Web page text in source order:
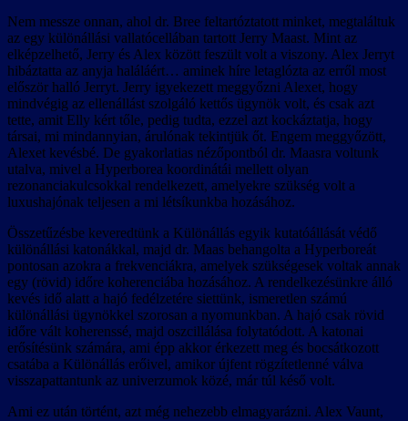
Nem messze onnan, ahol dr. Bree feltartóztatott minket, megtaláltuk
az egy különállási vallatócellában tartott Jerry Maast. Mint az
elképzelhető, Jerry és Alex között feszült volt a viszony. Alex Jerryt
hibáztatta az anyja haláláért… aminek híre letaglózta az erről most
először halló Jerryt. Jerry igyekezett meggyőzni Alexet, hogy
mindvégig az ellenállást szolgáló kettős ügynök volt, és csak azt
tette, amit Elly kért tőle, pedig tudta, ezzel azt kockáztatja, hogy
társai, mi mindannyian, árulónak tekintjük őt. Engem meggyőzött,
Alexet kevésbé. De gyakorlatias nézőpontból dr. Maasra voltunk
utalva, mivel a Hyperborea koordinátái mellett olyan
rezonanciakulcsokkal rendelkezett, amelyekre szükség volt a
luxushajónak teljesen a mi létsíkunkba hozásához.
Összetűzésbe keveredtünk a Különállás egyik kutatóállását védő
különállási katonákkal, majd dr. Maas behangolta a Hyperboreát
pontosan azokra a frekvenciákra, amelyek szükségesek voltak annak
egy (rövid) időre koherenciába hozásához. A rendelkezésünkre álló
kevés idő alatt a hajó fedélzetére siettünk, ismeretlen számú
különállási ügynökkel szorosan a nyomunkban. A hajó csak rövid
időre vált koherenssé, majd oszcillálása folytatódott. A katonai
erősítésünk számára, ami épp akkor érkezett meg és bocsátkozott
csatába a Különállás erőivel, amikor újfent rögzítetlenné válva
visszapattantunk az univerzumok közé, már túl késő volt.
Ami ez után történt, azt még nehezebb elmagyarázni. Alex Vaunt,